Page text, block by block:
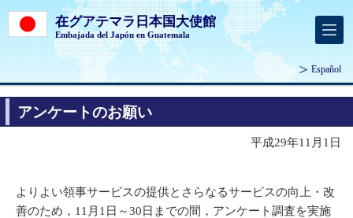
在グアテマラ日本国大使館
Embajada del Japón en Guatemala
Español
アンケートのお願い
平成29年11月1日
よりよい領事サービスの提供とさらなるサービスの向上・改
善のため，11月1日～30日までの間，アンケート調査を実施